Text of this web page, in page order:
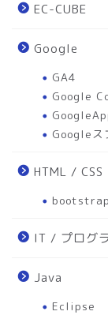
EC-CUBE
Google
GA4
Google
Googleス
HTML / CSS
bootstrap
IT / プログ
Java
Eclipse